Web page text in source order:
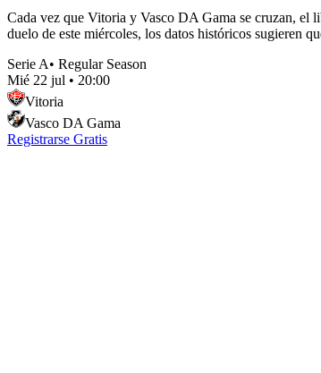
Cada vez que Vitoria y Vasco DA Gama se cruzan, el
duelo de este miércoles, los datos históricos sugieren
Serie A• Regular Season
Mié 22 jul • 20:00
Vitoria
Vasco DA Gama
Registrarse Gratis